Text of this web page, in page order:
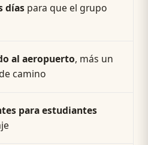
díaspara que el grupo
al aeropuerto, más un
camino
para estudiantes